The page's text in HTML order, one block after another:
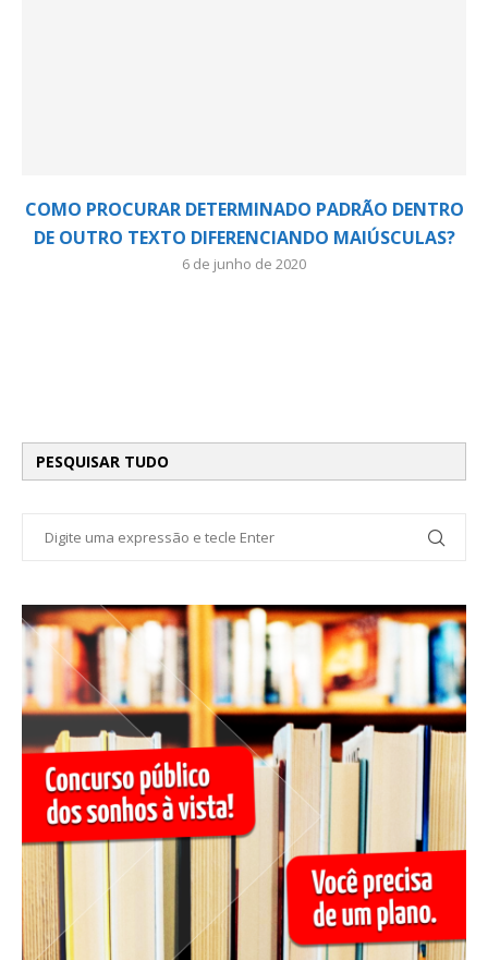
COMO PROCURAR DETERMINADO PADRÃO DENTRO
DE OUTRO TEXTO DIFERENCIANDO MAIÚSCULAS?
6 de junho de 2020
PESQUISAR TUDO